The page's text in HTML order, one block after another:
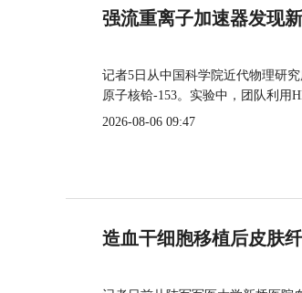
强流重离子加速器发现
记者5日从中国科学院近代物理研
原子核铪-153。实验中，团队利用
2026-08-06 09:47
造血干细胞移植后皮肤